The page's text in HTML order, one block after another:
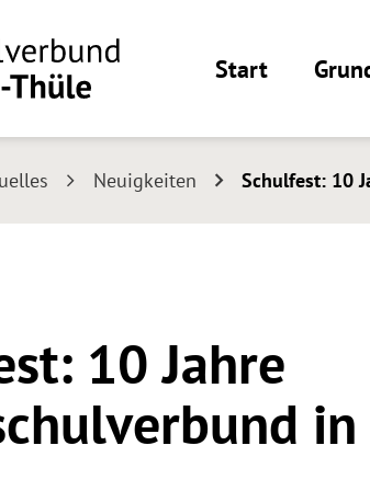
Start
Neuigkeiten Schulfest: 10
10 Jahre